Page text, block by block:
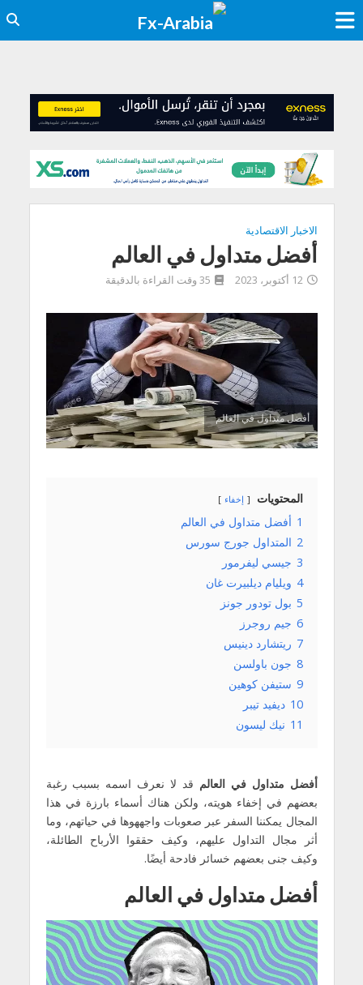
الاخبار الاقتصادية
أفضل متداول في العالم
12 أكتوبر، 2023 35 وقت القراءة بالدقيقة
أفضل متداول في العالم
المحتويات إخفاء
1 أفضل متداول في العالم
2 المتداول جورج سورس
3 جيسي ليفرمور
4 ويليام ديلبيرت غان
5 بول تودور جونز
6 جيم روجرز
7 ريتشارد دينيس
8 جون باولسن
9 ستيفن كوهين
10 ديفيد تيبر
11 نيك ليسون
أفضل متداول في العالم قد لا نعرف اسمه بسبب رغبة
بعضهم في إخفاء هويته، ولكن هناك أسماء بارزة في هذا
المجال يمكننا السفر عبر صعوبات واجههوها في حياتهم، وما
أثر مجال التداول عليهم، وكيف حققوا الأرباح الطائلة،
وكيف جنى بعضهم خسائر فادحة أيضًا.
أفضل متداول في العالم